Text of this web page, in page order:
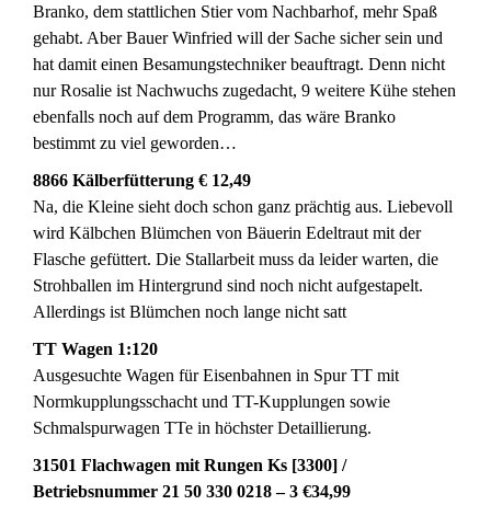
Branko, dem stattlichen Stier vom Nachbarhof, mehr Spaß
gehabt. Aber Bauer Winfried will der Sache sicher sein und
hat damit einen Besamungstechniker beauftragt. Denn nicht
nur Rosalie ist Nachwuchs zugedacht, 9 weitere Kühe stehen
ebenfalls noch auf dem Programm, das wäre Branko
bestimmt zu viel geworden…
8866 Kälberfütterung € 12,49
Na, die Kleine sieht doch schon ganz prächtig aus. Liebevoll
wird Kälbchen Blümchen von Bäuerin Edeltraut mit der
Flasche gefüttert. Die Stallarbeit muss da leider warten, die
Strohballen im Hintergrund sind noch nicht aufgestapelt.
Allerdings ist Blümchen noch lange nicht satt
TT Wagen 1:120
Ausgesuchte Wagen für Eisenbahnen in Spur TT mit
Normkupplungsschacht und TT-Kupplungen sowie
Schmalspurwagen TTe in höchster Detaillierung.
31501 Flachwagen mit Rungen Ks [3300] /
Betriebsnummer 21 50 330 0218 – 3 €34,99